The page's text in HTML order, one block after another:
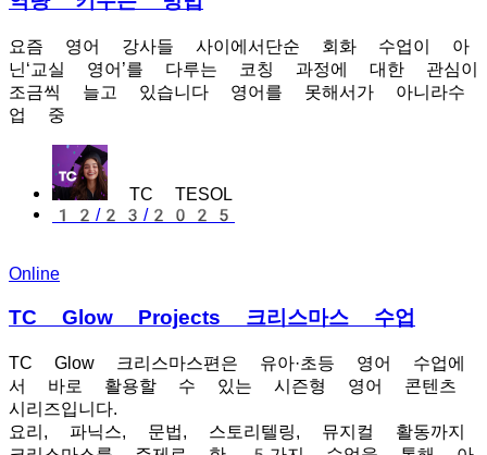
요즘 영어 강사들 사이에서단순 회화 수업이 아
닌‘교실 영어’를 다루는 코칭 과정에 대한 관심이
조금씩 늘고 있습니다 영어를 못해서가 아니라수
업 중
TC TESOL
12/23/2025
Online
TC Glow Projects 크리스마스 수업
TC Glow 크리스마스편은 유아·초등 영어 수업에
서 바로 활용할 수 있는 시즌형 영어 콘텐츠
시리즈입니다.
요리, 파닉스, 문법, 스토리텔링, 뮤지컬 활동까지